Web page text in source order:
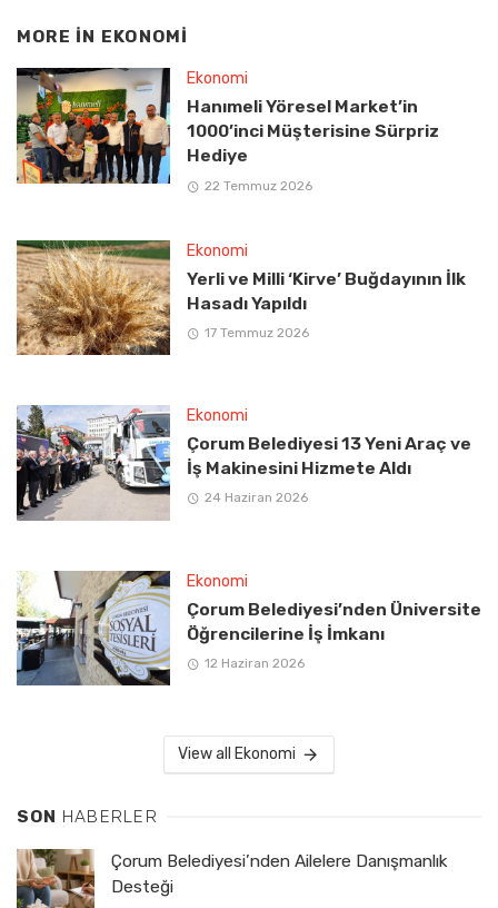
MORE IN EKONOMI
Ekonomi
Hanımeli Yöresel Market’in
1000’inci Müşterisine Sürpriz
Hediye
22 Temmuz 2026
Ekonomi
Yerli ve Milli ‘Kirve’ Buğdayının İlk
Hasadı Yapıldı
17 Temmuz 2026
Ekonomi
Çorum Belediyesi 13 Yeni Araç ve
İş Makinesini Hizmete Aldı
24 Haziran 2026
Ekonomi
Çorum Belediyesi’nden Üniversite
Öğrencilerine İş İmkanı
12 Haziran 2026
View all Ekonomi
SON HABERLER
Çorum Belediyesi’nden Ailelere Danışmanlık
Desteği